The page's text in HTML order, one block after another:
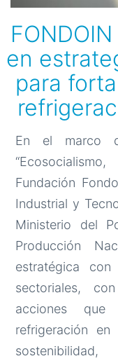
en
para
En el marco
Fundación
Industrial y
Ministerio del
Producción
estratégica
sectoriales,
acciones
refrigeración